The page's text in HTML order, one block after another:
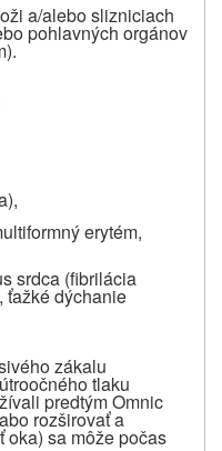
a/alebo slizniciach
pohlavných orgánov
erytém,
srdca (fibrilácia
ťažké dýchanie
zákalu
tlaku
predtým Omnic
rozširovať a
oka) sa môže počas